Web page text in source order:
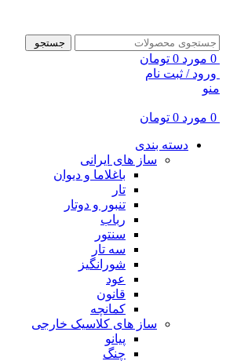
جستجو
0 مورد 0 تومان
ورود / ثبت نام
منو
0 مورد 0 تومان
دسته بندی
ساز های ایرانی
باغلاما و دیوان
تار
تنبور و دوتار
رباب
سنتور
سه تار
شورانگیز
عود
قانون
کمانچه
ساز های کلاسیک خارجی
پیانو
چنگ